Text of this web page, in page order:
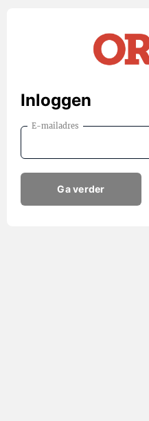
Inloggen
E-mailadres
Ga verder